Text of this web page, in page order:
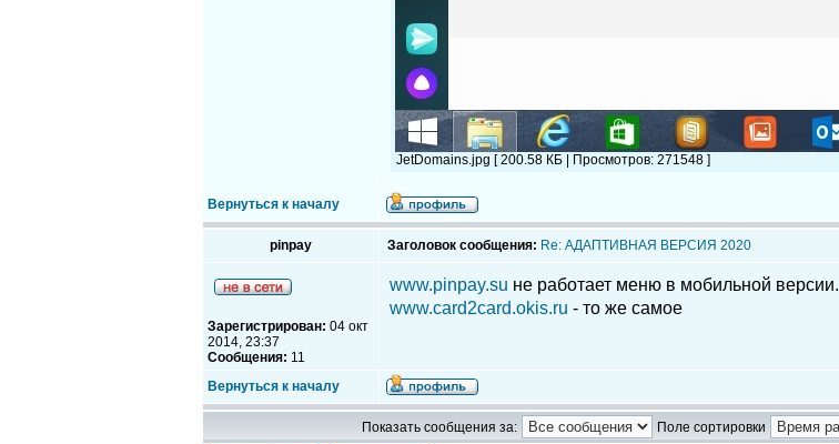
JetDomains.jpg [ 200.58 КБ | Просмотров: 271548 ]
Вернуться к началу
pinpay Заголовок сообщения: Re: АДАПТИВНАЯ ВЕРСИЯ 2020
Зарегистрирован: 04 окт
2014, 23:37
Сообщения: 11
www.pinpay.su не работает меню в мобильной версии.
www.card2card.okis.ru - то же самое
Вернуться к началу
Показать сообщения за: Поле сортировки